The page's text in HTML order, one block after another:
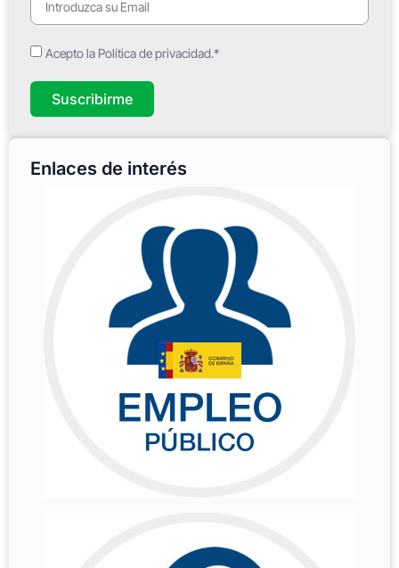
Acepto la Política de privacidad.*
Suscribirme
Enlaces de interés